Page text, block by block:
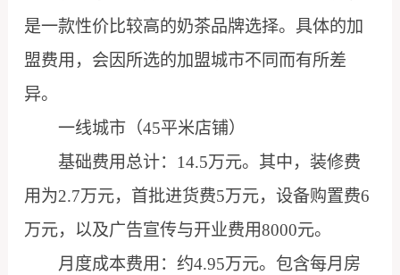
是一款性价比较高的奶茶品牌选择。具体的加
盟费用，会因所选的加盟城市不同而有所差
异。
一线城市（45平米店铺）
基础费用总计：14.5万元。其中，装修费
用为2.7万元，首批进货费5万元，设备购置费6
万元，以及广告宣传与开业费用8000元。
月度成本费用：约4.95万元。包含每月房